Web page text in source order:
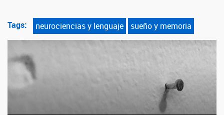
Tags: neurociencias y lenguaje sueño y memoria